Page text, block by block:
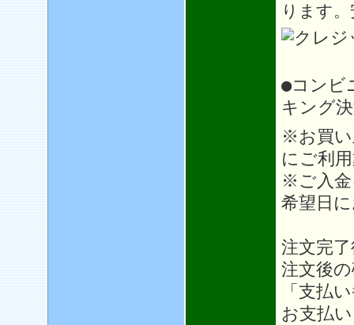
ります
●コンビ
キング
※お買い
にご利
※ご入金
希望日
注文完
注文後
「支払
お支払